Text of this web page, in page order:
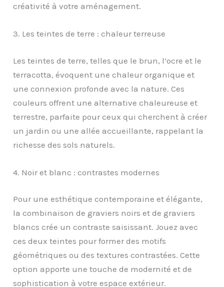
créativité à votre aménagement.
3. Les teintes de terre : chaleur terreuse
Les teintes de terre, telles que le brun, l’ocre et le
terracotta, évoquent une chaleur organique et
une connexion profonde avec la nature. Ces
couleurs offrent une alternative chaleureuse et
terrestre, parfaite pour ceux qui cherchent à créer
un jardin ou une allée accueillante, rappelant la
richesse des sols naturels.
4. Noir et blanc : contrastes modernes
Pour une esthétique contemporaine et élégante,
la combinaison de graviers noirs et de graviers
blancs crée un contraste saisissant. Jouez avec
ces deux teintes pour former des motifs
géométriques ou des textures contrastées. Cette
option apporte une touche de modernité et de
sophistication à votre espace extérieur.